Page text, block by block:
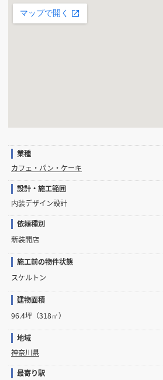
業種
カフェ・パン・ケーキ
設計・施工範囲
内装デザイン設計
依頼種別
新装開店
施工前の物件状態
スケルトン
建物面積
96.4坪（318㎡）
地域
神奈川県
最寄り駅